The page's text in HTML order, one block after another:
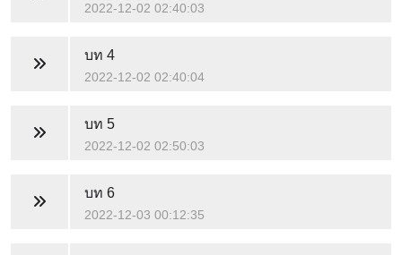
2022-12-02 02:40:03
บท 4
2022-12-02 02:40:04
บท 5
2022-12-02 02:50:03
บท 6
2022-12-03 00:12:35